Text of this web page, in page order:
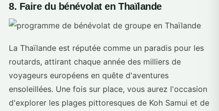
8. Faire du bénévolat en Thaïlande
La Thaïlande est réputée comme un paradis pour les
routards, attirant chaque année des milliers de
voyageurs européens en quête d'aventures
ensoleillées. Une fois sur place, vous aurez l'occasion
d'explorer les plages pittoresques de Koh Samui et de